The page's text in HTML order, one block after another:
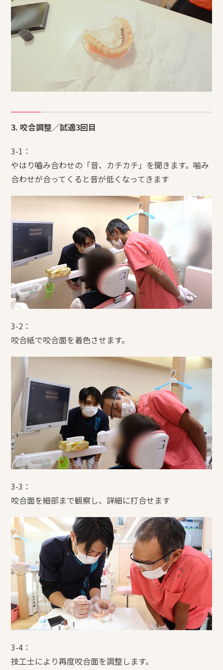
3. 咬合調整／試適3回目
3-1：
やはり嚙み合わせの「音、カチカチ」を聞きます。噛み
合わせが合ってくると音が低くなってきます
3-2：
咬合紙で咬合面を着色させます。
3-3：
咬合面を細部まで観察し、詳細に打合せます
3-4：
技工士により再度咬合面を調整します。